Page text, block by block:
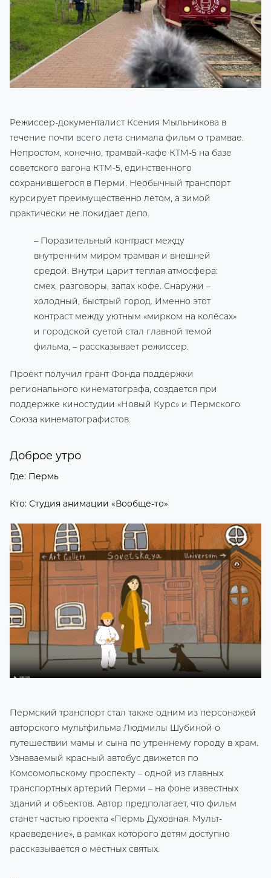
Режиссер-документалист Ксения Мыльникова в
течение почти всего лета снимала фильм о трамвае.
Непростом, конечно, трамвай-кафе КТМ-5 на базе
советского вагона КТМ-5, единственного
сохранившегося в Перми. Необычный транспорт
курсирует преимущественно летом, а зимой
практически не покидает депо.
– Поразительный контраст между
внутренним миром трамвая и внешней
средой. Внутри царит теплая атмосфера:
смех, разговоры, запах кофе. Снаружи –
холодный, быстрый город. Именно этот
контраст между уютным «мирком на колёсах»
и городской суетой стал главной темой
фильма, – рассказывает режиссер.
Проект получил грант Фонда поддержки
регионального кинематографа, создается при
поддержке киностудии «Новый Курс» и Пермского
Союза кинематографистов.
Доброе утро
Где: Пермь
Кто: Студия анимации «Вообще-то»
Пермский транспорт стал также одним из персонажей
авторского мультфильма Людмилы Шубиной о
путешествии мамы и сына по утреннему городу в храм.
Узнаваемый красный автобус движется по
Комсомольскому проспекту – одной из главных
транспортных артерий Перми – на фоне известных
зданий и объектов. Автор предполагает, что фильм
станет частью проекта «Пермь Духовная. Мульт-
краеведение», в рамках которого детям доступно
рассказывается о местных святых.